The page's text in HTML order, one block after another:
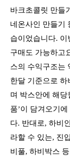
바크초콜릿 만들
네온사인 만들기
습이었습니다.
구매도 가능하고
스의 수익구조는
한달 기준으로 하
며 박스안에 해당
품’이 담겨오기
다. 반대로, 하비
라할 수 있는, 진
비풀, 하비박스